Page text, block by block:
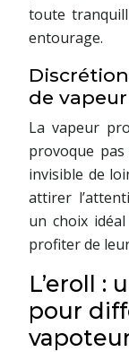
toute
entourage.
de
La vapeur
provoque
invisible de
attirer
un choix
profiter de
L’eroll :
pour